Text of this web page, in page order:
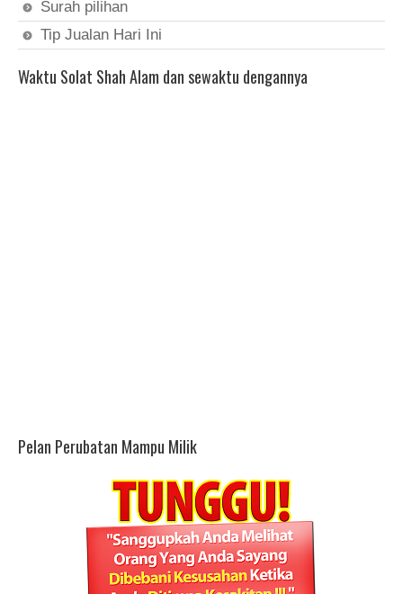
Surah pilihan
Tip Jualan Hari Ini
Waktu Solat Shah Alam dan sewaktu dengannya
Pelan Perubatan Mampu Milik